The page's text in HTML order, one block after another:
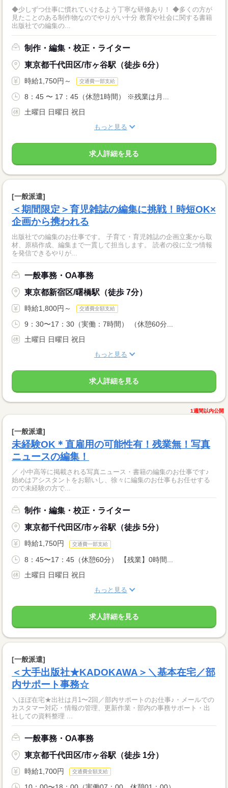
◆少しずつ仕事に慣れていけるよう丁寧な研修あり！ ◆多くの方が
見たことのある制作物なのでやりがい十分 教育や社会に関する書籍
出版社での編集の...
制作・編集・校正・ライター
東京都千代田区/市ヶ谷駅（徒歩 6分）
時給1,750円～ 交通費一部支給
8：45 〜 17：45（休憩1時間） ※残業は月...
土曜日 日曜日 祝日
もっと見る
求人詳細を見る
[一般派遣]
＜期間限定＞育児雑誌の編集に挑戦！時短OK×
企画から携われる
出版社での編集のお仕事です。 子育て・育児雑誌の企画立案から取
材、原稿作成、編集まで一貫して担当します。 読者の役に立つ情報
を発信できるやりが...
一般事務・OA事務
東京都新宿区/曙橋駅（徒歩 7分）
時給1,800円～ 交通費全額支給
9：30〜17：30（実働：7時間） （休憩60分...
土曜日 日曜日 祝日
もっと見る
求人詳細を見る
1週間以内公開
[一般派遣]
未経験OK＊直雇用の可能性有！残業無！写真
ニュースの編集！
／ 小中高等に掲載される写真ニュース・書籍の編集のお仕事です♪
始めはアシスタントをお願いし、徐々に編集のお仕事もお任せする
ので未経験の方で...
制作・編集・校正・ライター
東京都千代田区/市ヶ谷駅（徒歩 5分）
時給1,750円 交通費一部支給
8：45〜17：45（休憩60分） 【残業】0時間...
土曜日 日曜日 祝日
もっと見る
求人詳細を見る
[一般派遣]
＜大手出版社★KADOKAWA＞＼基本在宅／部
内サポート事務☆
＼ほぼ在宅★出社は月1〜2回／部内サポートのお仕事♪・メールでの
カスタマー対応・情報の管理、更新作業・部内の事務サポート・出
社しての資料整理 ...
一般事務・OA事務
東京都千代田区/市ヶ谷駅（徒歩 1分）
時給1,700円 交通費全額支給